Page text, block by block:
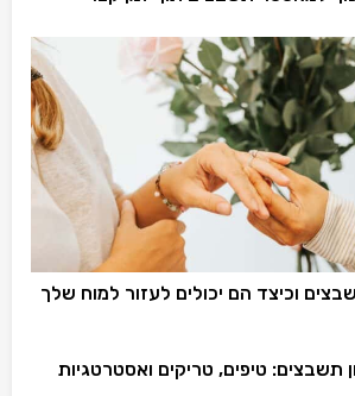
וכיצד הם יכולים לעזור למוח שלך
תשבצים: טיפים, טריקים ואסטרטגיות